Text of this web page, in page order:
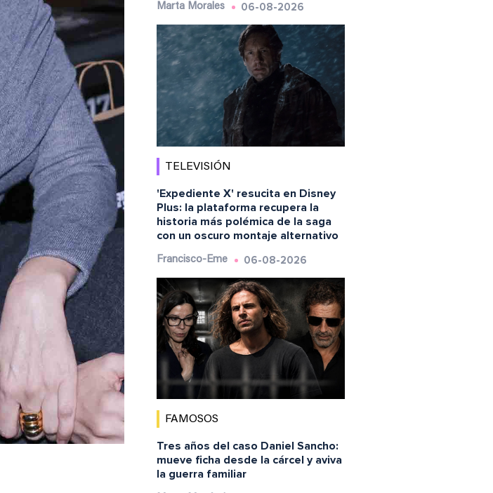
Marta Morales 06-08-2026
TELEVISIÓN
'Expediente X' resucita en Disney
Plus: la plataforma recupera la
historia más polémica de la saga
con un oscuro montaje alternativo
Francisco-Eme 06-08-2026
FAMOSOS
Tres años del caso Daniel Sancho:
mueve ficha desde la cárcel y aviva
la guerra familiar